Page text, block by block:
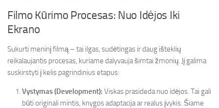
Filmo Kūrimo Procesas: Nuo Idėjos Iki
Ekrano
Sukurti meninį filmą – tai ilgas, sudėtingas ir daug išteklių
reikalaujantis procesas, kuriame dalyvauja šimtai žmonių. Jį galima
suskirstyti į kelis pagrindinius etapus:
Vystymas (Development): Viskas prasideda nuo idėjos. Tai gali
būti originali mintis, knygos adaptacija ar realus įvykis. Šiame